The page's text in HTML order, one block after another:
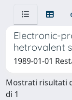
Electronic-
hetrovalent
1989-01-01
Mostrati risultati
di 1